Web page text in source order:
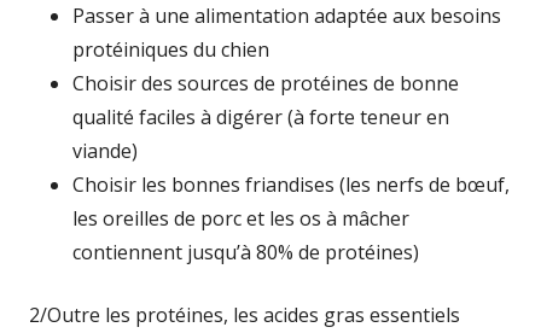
Passer à une alimentation adaptée aux besoins
protéiniques du chien
Choisir des sources de protéines de bonne
qualité faciles à digérer (à forte teneur en
viande)
Choisir les bonnes friandises (les nerfs de bœuf,
les oreilles de porc et les os à mâcher
contiennent jusqu’à 80% de protéines)
2/Outre les protéines, les acides gras essentiels